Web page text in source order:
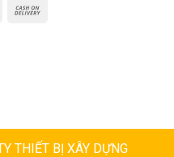
THIẾT BỊ XÂY DỰNG